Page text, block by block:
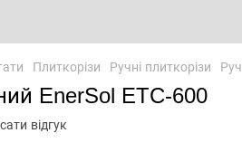
Плиткорізи Ручні плиткорізи
EnerSol ETC-600
відгук